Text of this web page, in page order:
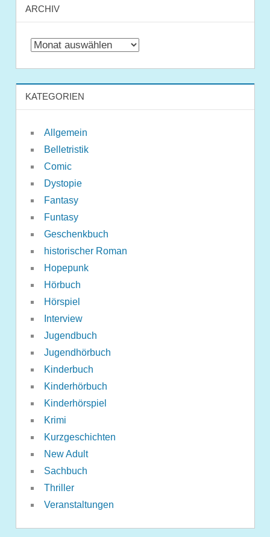
ARCHIV
Archiv
KATEGORIEN
Allgemein
Belletristik
Comic
Dystopie
Fantasy
Funtasy
Geschenkbuch
historischer Roman
Hopepunk
Hörbuch
Hörspiel
Interview
Jugendbuch
Jugendhörbuch
Kinderbuch
Kinderhörbuch
Kinderhörspiel
Krimi
Kurzgeschichten
New Adult
Sachbuch
Thriller
Veranstaltungen